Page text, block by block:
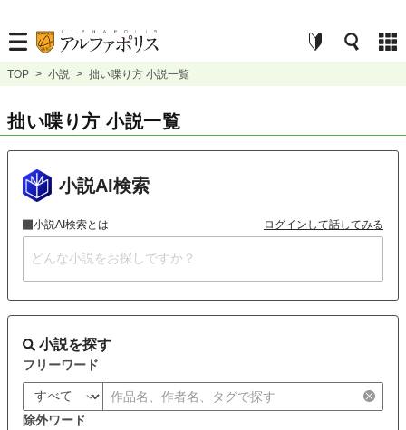
TOP > 小説 > 拙い喋り方 小説一覧
拙い喋り方 小説一覧
小説AI検索
小説AI検索とは ログインして話してみる
小説を探す
フリーワード
除外ワード